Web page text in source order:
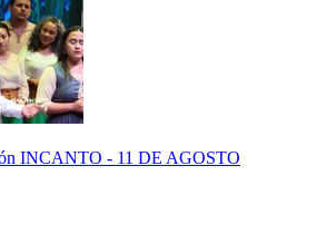
INCANTO - 11 DE AGOSTO